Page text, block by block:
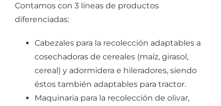
Contamos con 3 líneas de productos
diferenciadas:
Cabezales para la recolección adaptables a
cosechadoras de cereales (maíz, girasol,
cereal) y adormidera e hileradores, siendo
éstos también adaptables para tractor.
Maquinaria para la recolección de olivar,